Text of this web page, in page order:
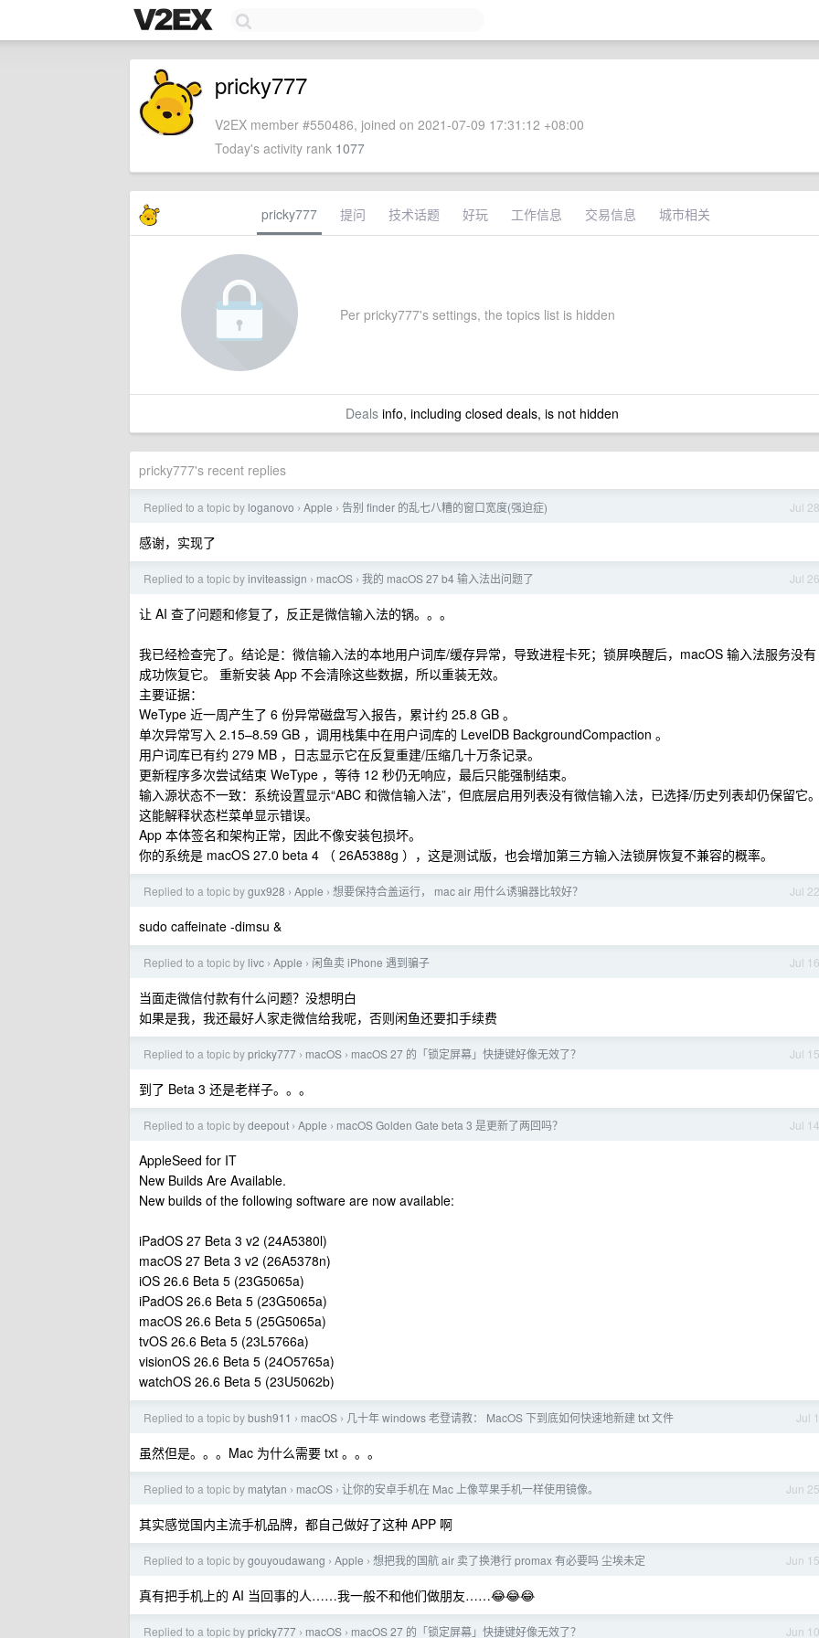
pricky777
V2EX member #550486, joined on 2021-07-09 17:31:12 +08:00
Today's activity rank 1077
pricky777 提问 技术话题 好玩 工作信息 交易信息 城市相关
Per pricky777's settings, the topics list is hidden
Dealsinfo, including closed deals, is not hidden
pricky777's recent replies
Jul 28
Replied to a topic by loganovo › Apple › 告别 finder 的乱七八糟的窗口宽度(强迫症)
感谢，实现了
Jul 26
Replied to a topic byinviteassign › macOS › 我的 macOS 27 b4 输入法出问题了
让 AI 查了问题和修复了，反正是微信输入法的锅。。。
我已经检查完了。结论是：微信输入法的本地用户词库/缓存异常，导致进程卡死；锁屏唤醒后，macOS 输入法服务没有
成功恢复它。 重新安装 App 不会清除这些数据，所以重装无效。
主要证据：
WeType 近一周产生了 6 份异常磁盘写入报告，累计约 25.8 GB 。
单次异常写入 2.15–8.59 GB ，调用栈集中在用户词库的 LevelDB BackgroundCompaction 。
用户词库已有约 279 MB ，日志显示它在反复重建/压缩几十万条记录。
更新程序多次尝试结束 WeType ，等待 12 秒仍无响应，最后只能强制结束。
输入源状态不一致：系统设置显示“ABC 和微信输入法”，但底层启用列表没有微信输入法，已选择/历史列表却仍保留它。
这能解释状态栏菜单显示错误。
App 本体签名和架构正常，因此不像安装包损坏。
你的系统是 macOS 27.0 beta 4 （ 26A5388g ），这是测试版，也会增加第三方输入法锁屏恢复不兼容的概率。
Jul 22
Replied to a topic bygux928 › Apple › 想要保持合盖运行， mac air 用什么诱骗器比较好？
sudo caffeinate -dimsu &
Jul 16
Replied to a topic by livc › Apple › 闲鱼卖 iPhone 遇到骗子
当面走微信付款有什么问题？没想明白
如果是我，我还最好人家走微信给我呢，否则闲鱼还要扣手续费
Jul 15
Replied to a topic bypricky777 › macOS › macOS 27 的「锁定屏幕」快捷键好像无效了？
到了 Beta 3 还是老样子。。。
Jul 14
Replied to a topic bydeepout › Apple › macOS Golden Gate beta 3 是更新了两回吗？
AppleSeed for IT
New Builds Are Available.
New builds of the following software are now available:
iPadOS 27 Beta 3 v2 (24A5380l)
macOS 27 Beta 3 v2 (26A5378n)
iOS 26.6 Beta 5 (23G5065a)
iPadOS 26.6 Beta 5 (23G5065a)
macOS 26.6 Beta 5 (25G5065a)
tvOS 26.6 Beta 5 (23L5766a)
visionOS 26.6 Beta 5 (24O5765a)
watchOS 26.6 Beta 5 (23U5062b)
Jul 1
Replied to a topic bybush911 › macOS › 几十年 windows 老登请教： MacOS 下到底如何快速地新建 txt 文件
虽然但是。。。Mac 为什么需要 txt 。。。
Jun 25
Replied to a topic by matytan › macOS › 让你的安卓手机在 Mac 上像苹果手机一样使用镜像。
其实感觉国内主流手机品牌，都自己做好了这种 APP 啊
Jun 15
Replied to a topic bygouyoudawang › Apple › 想把我的国航 air 卖了换港行 promax 有必要吗 尘埃未定
真有把手机上的 AI 当回事的人……我一般不和他们做朋友……😂😂😂
Jun 10
Replied to a topic bypricky777 › macOS › macOS 27 的「锁定屏幕」快捷键好像无效了？